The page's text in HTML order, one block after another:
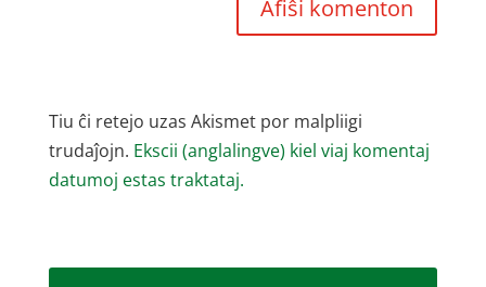
Tiu ĉi retejo uzas Akismet por malpliigi
trudaĵojn. Ekscii (anglalingve) kiel viaj komentaj
datumoj estas traktataj.